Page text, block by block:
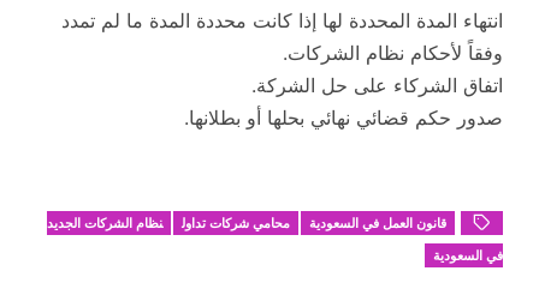
انتهاء المدة المحددة لها إذا كانت محددة المدة ما لم تمدد
وفقاً لأحكام نظام الشركات.
اتفاق الشركاء على حل الشركة.
صدور حكم قضائي نهائي بحلها أو بطلانها.
قانون العمل في السعودية محامي شركات تداول
نظام الشركات الجديد
في السعودية